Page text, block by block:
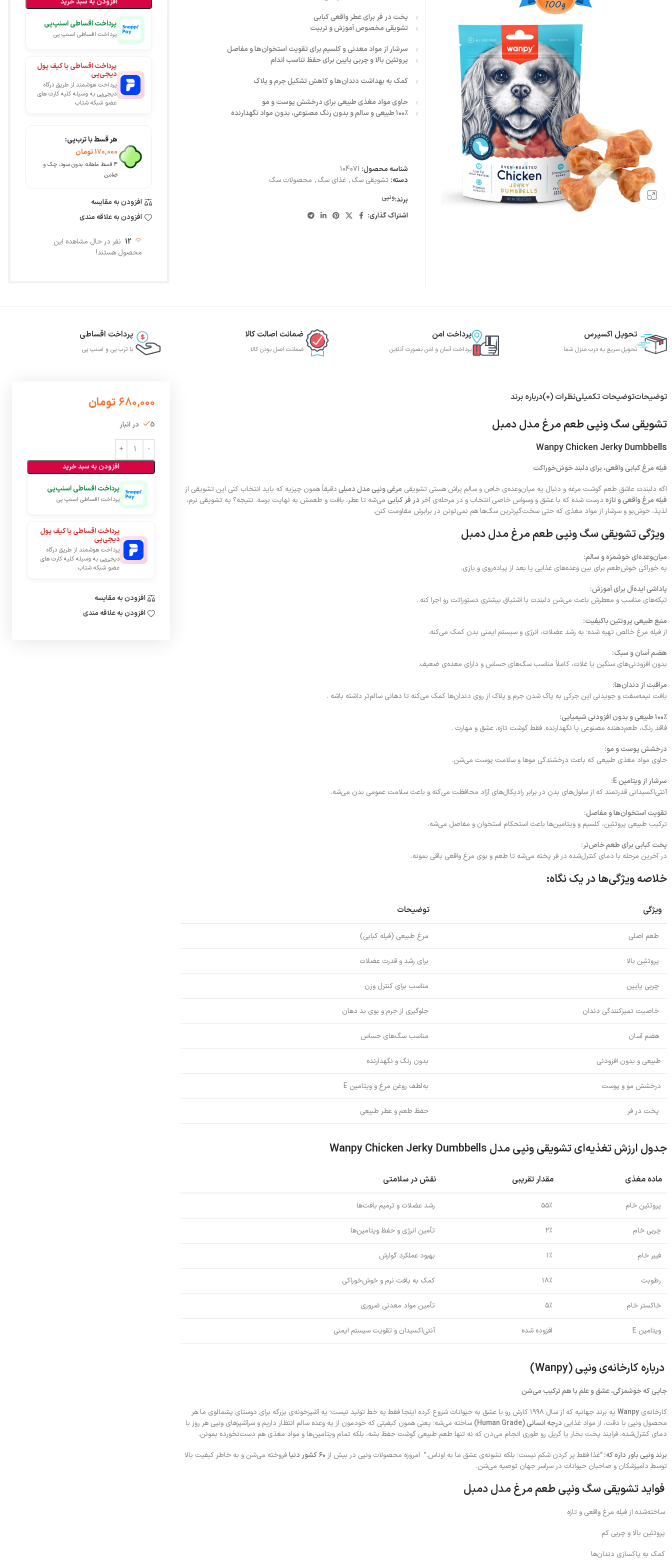
بزرگنمایی تصویر
پخت در فر برای عطر واقعی کبابی
تشویقی مخصوص آموزش و تربیت
سرشار از مواد معدنی و کلسیم برای تقویت استخوان‌ها و مفاصل
پروتئین بالا و چربی پایین برای حفظ تناسب اندام
کمک به بهداشت دندان‌ها و کاهش تشکیل جرم و پلاک
حاوی مواد مغذی طبیعی برای درخشش پوست و مو
۱۰۰٪ طبیعی و سالم و بدون رنگ مصنوعی، بدون مواد نگهدارنده
شناسه محصول: 104071
دسته: تشویقی سگ, غذای سگ, محصولات سگ
برند:ونپی
اشتراک گذاری:
پرداخت اقساطی اسنپ‌پی
پرداخت اقساطی اسنپ پی
پرداخت اقساطی یا کیف پول
دیجی‌پی
پرداخت هوشمند از طریق درگاه
دیجی‌پی به وسیله کلیه کارت های
عضو شبکه شتاب
هر قسط با ترب‌پی:
170,000تومان
۴ قسط ماهانه. بدون سود، چک و
ضامن.
افزودن به مقایسه
افزودن به علاقه مندی
12 نفر در حال مشاهده این
محصول هستند!
تحویل اکسپرس
تحویل سریع به درب منزل شما
پرداخت امن
پرداخت آسان و امن بصورت آنلاین
ضمانت اصالت کالا
ضمانت اصل بودن کالا
پرداخت اقساطی
با ترب‌ پی و اسنپ پی
توضیحاتتوضیحات تکمیلینظرات (0) درباره برند
تشویقی سگ ونپی طعم مرغ مدل دمبل
Wanpy Chicken Jerky Dumbbells
فیله مرغ کبابی واقعی، برای دلبند خوش‌خوراکت
اگه دلبندت عاشق طعم گوشت مرغه و دنبال یه میان‌وعده‌ی خاص و سالم براش هستی تشویقی مرغی ونپی مدل دمبلیدقیقاً همون چیزیه که باید انتخاب کنی این تشویقی از
فیله مرغ واقعی و تازه درست شده که با عشق و وسواس خاصی انتخاب و در مرحله‌ی آخر در فر کبابی می‌شه تا عطر، بافت و طعمش به نهایت برسه. نتیجه؟ یه تشویقی نرم،
لذیذ، خوش‌بو و سرشار از مواد مغذی که حتی سخت‌گیرترین سگ‌ها هم نمی‌تونن در برابرش مقاومت کنن.
ویژگی‌ تشویقی سگ ونپی طعم مرغ مدل دمبل
میان‌وعده‌ای خوشمزه و سالم:
یه خوراکی خوش‌طعم برای بین وعده‌های غذایی یا بعد از پیاده‌روی و بازی.
پاداشی ایده‌آل برای آموزش:
تیکه‌های مناسب و معطرش باعث می‌شن دلبندت با اشتیاق بیشتری دستوراتت رو اجرا کنه .
منبع طبیعی پروتئین باکیفیت:
از فیله مرغ خالص تهیه شده؛ به رشد عضلات، انرژی و سیستم ایمنی بدن کمک می‌کنه.
هضم آسان و سبک:
بدون افزودنی‌های سنگین یا غلات، کاملاً مناسب سگ‌های حساس و دارای معده‌ی ضعیف.
مراقبت از دندان‌ها:
بافت نیمه‌سفت و جویدنی این جرکی به پاک شدن جرم و پلاک از روی دندان‌ها کمک می‌کنه تا دهانی سالم‌تر داشته باشه .
۱۰۰٪ طبیعی و بدون افزودنی شیمیایی:
فاقد رنگ، طعم‌دهنده مصنوعی یا نگهدارنده. فقط گوشت تازه، عشق و مهارت .
درخشش پوست و مو:
حاوی مواد مغذی طبیعی که باعث درخشندگی موها و سلامت پوست می‌شن.
سرشار از ویتامین E:
آنتی‌اکسیدانی قدرتمند که از سلول‌های بدن در برابر رادیکال‌های آزاد محافظت می‌کنه و باعث سلامت عمومی بدن می‌شه.
تقویت استخوان‌ها و مفاصل:
ترکیب طبیعی پروتئین، کلسیم و ویتامین‌ها باعث استحکام استخوان و مفاصل می‌شه.
پخت کبابی برای طعم خاص‌تر:
در آخرین مرحله با دمای کنترل‌شده در فر پخته می‌شه تا طعم و بوی مرغ واقعی باقی بمونه.
خلاصه ویژگی‌ها در یک نگاه:
ویژگی توضیحات
طعم اصلی مرغ طبیعی (فیله کبابی)
پروتئین بالا برای رشد و قدرت عضلات
چربی پایین مناسب برای کنترل وزن
خاصیت تمیزکنندگی دندان جلوگیری از جرم و بوی بد دهان
هضم آسان مناسب سگ‌های حساس
طبیعی و بدون افزودنی بدون رنگ و نگهدارنده
درخشش مو و پوست به‌لطف روغن مرغ و ویتامین E
پخت در فر حفظ طعم و عطر طبیعی
جدول ارزش تغذیه‌ای تشویقی ونپی مدل Wanpy Chicken Jerky Dumbbells
ماده مغذی مقدار تقریبی نقش در سلامتی
پروتئین خام ۵۵٪ رشد عضلات و ترمیم بافت‌ها
چربی خام ۲٪ تأمین انرژی و حفظ ویتامین‌ها
فیبر خام ۱٪ بهبود عملکرد گوارش
رطوبت ۱۸٪ کمک به بافت نرم و خوش‌خوراکی
خاکستر خام ۵٪ تأمین مواد معدنی ضروری
ویتامین E افزوده شده آنتی‌اکسیدان و تقویت سیستم ایمنی
درباره کارخانه‌ی ونپی (Wanpy)
جایی که خوشمزگی، عشق و علم با هم ترکیب می‌شن
کارخانه‌ی Wanpy
یه برند جهانیه که از سال ۱۹۹۸ کارش رو با عشق به حیوانات شروع کرده اینجا فقط یه خط تولید نیست؛ یه آشپزخونه‌ی بزرگه برای دوستای پشمالوی ما هر
محصول ونپی با دقت، از مواد غذایی درجه انسانی (Human Grade)
ساخته می‌شه؛ یعنی همون کیفیتی که خودمون از یه وعده سالم انتظار داریم و سرآشپزهای ونپی هر روز با
دمای کنترل‌شده، فرایند پخت بخار یا گریل رو طوری انجام می‌دن که نه تنها طعم طبیعی گوشت حفظ بشه، بلکه تمام ویتامین‌ها و مواد مغذی هم دست‌نخورده بمونن.
برند ونپی باور داره که:“غذا فقط پر کردن شکم نیست؛ بلکه نشونه‌ی عشق ما به اوناس.” امروزه محصولات ونپی در بیش از ۶۰ کشور دنیا
فروخته می‌شن و به خاطر کیفیت بالا
توسط دامپزشکان و صاحبان حیوانات در سراسر جهان توصیه می‌شن.
فواید تشویقی سگ ونپی طعم مرغ مدل دمبل
ساخته‌شده از فیله مرغ واقعی و تازه
پروتئین بالا و چربی کم
کمک به پاکسازی دندان‌ها
680,000 تومان
5 در انبار
افزودن به سبد خرید
پرداخت اقساطی اسنپ‌پی
پرداخت اقساطی اسنپ پی
پرداخت اقساطی یا کیف پول
دیجی‌پی
پرداخت هوشمند از طریق درگاه
دیجی‌پی به وسیله کلیه کارت های
عضو شبکه شتاب
افزودن به مقایسه
افزودن به علاقه مندی